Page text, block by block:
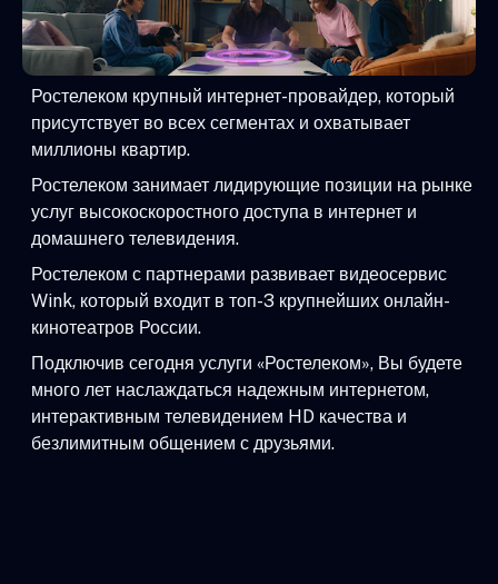
Ростелеком крупный интернет-провайдер, который
присутствует во всех сегментах и охватывает
миллионы квартир.
Ростелеком занимает лидирующие позиции на рынке
услуг высокоскоростного доступа в интернет и
домашнего телевидения.
Ростелеком с партнерами развивает видеосервис
Wink, который входит в топ-3 крупнейших онлайн-
кинотеатров России.
Подключив сегодня услуги «Ростелеком», Вы будете
много лет наслаждаться надежным интернетом,
интерактивным телевидением HD качества и
безлимитным общением с друзьями.